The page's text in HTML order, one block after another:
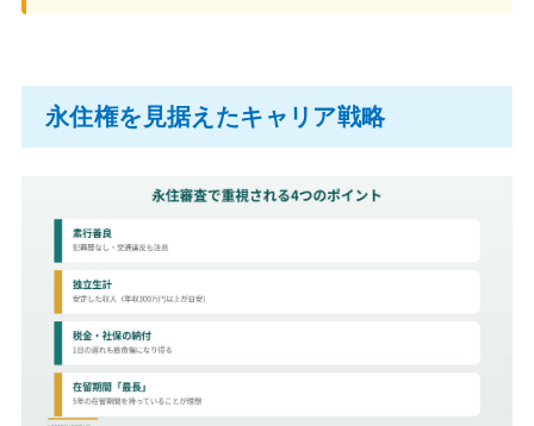
永住権を見据えたキャリア戦略